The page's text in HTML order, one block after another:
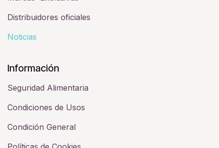
Distribuidores oficiales
Noticias
Información
Seguridad Alimentaria
Condiciones de Usos
Condición General